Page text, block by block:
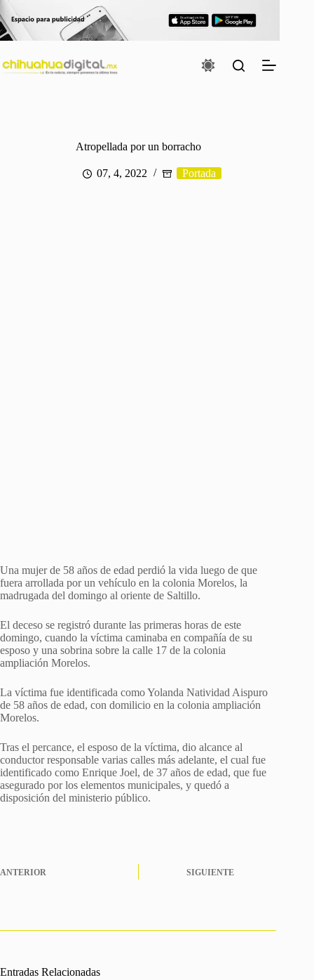
Saltar
al
contenido
Atropellada por un borracho
07, 4, 2022 Portada
Una mujer de 58 años de edad perdió la vida luego de que
fuera arrollada por un vehículo en la colonia Morelos, la
madrugada del domingo al oriente de Saltillo.
El deceso se registró durante las primeras horas de este
domingo, cuando la víctima caminaba en compañía de su
esposo y una sobrina sobre la calle 17 de la colonia
ampliación Morelos.
La víctima fue identificada como Yolanda Natividad Aispuro
de 58 años de edad, con domilicio en la colonia ampliación
Morelos.
Tras el percance, el esposo de la víctima, dio alcance al
conductor responsable varias calles más adelante, el cual fue
identificado como Enrique Joel, de 37 años de edad, que fue
asegurado por los elementos municipales, y quedó a
disposición del ministerio público.
ANTERIOR SIGUIENTE
Entradas Relacionadas